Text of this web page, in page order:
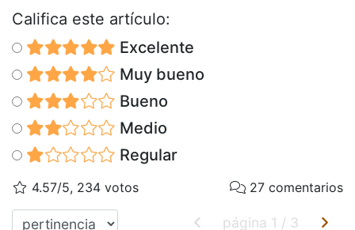
Califica este artículo:
Excelente
Muy bueno
Bueno
Medio
Regular
4.57/5, 234 votos 27 comentarios
página 1 / 3